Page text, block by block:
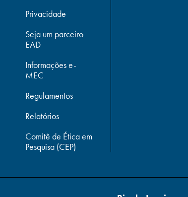
Privacidade
Seja um parceiro
EAD
Informações e-
MEC
Regulamentos
Relatórios
Comitê de Ética em
Pesquisa (CEP)